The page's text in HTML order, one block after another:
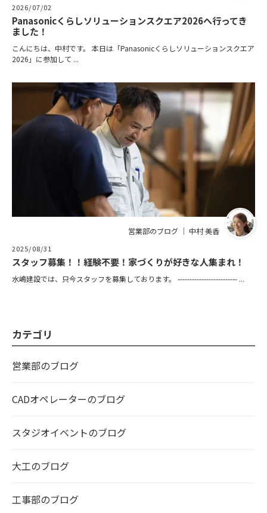
2026/07/02
Panasonicくらしソリューションスクエア2026へ行ってき
ました！
こんにちは、中村です。 本日は「Panasonicくらしソリューションスクエア
2026」に参加して ...
営業部のブログ ｜ 中村 美香
2025/08/31
スタッフ募集！！経験不要！家づくりが好きな人集まれ！
水嶋建設では、只今スタッフを募集しております。 ------------------------- ...
カテゴリ
営業部のブログ
CADオペレーターのブログ
スタジオイベントのブログ
大工のブログ
工事部のブログ